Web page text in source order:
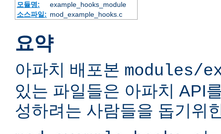
모듈명:
example_hooks_module
소스파일: mod_example_hooks.c
요약
아파치 배포본 modules/
있는 파일들은 아파치 API
성하려는 사람들을 돕기위